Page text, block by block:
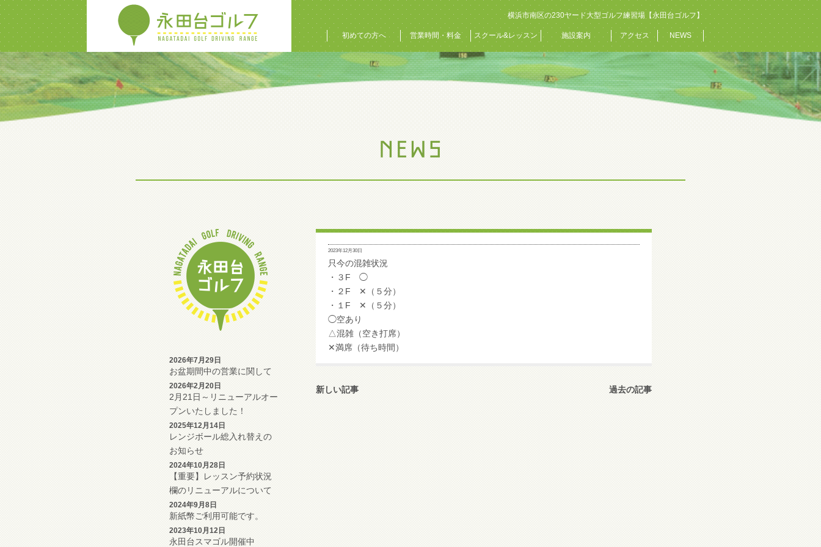
横浜市南区の230ヤード大型ゴルフ練習場【永田台ゴルフ】
初めての方へ 営業時間・料金 スクール&レッスン 施設案内 アクセス NEWS
2026年7月29日
お盆期間中の営業に関して
2026年2月20日
2月21日～リニューアルオー
プンいたしました！
2025年12月14日
レンジボール総入れ替えの
お知らせ
2024年10月28日
【重要】レッスン予約状況
欄のリニューアルについて
2024年9月8日
新紙幣ご利用可能です。
2023年10月12日
永田台スマゴル開催中
2023年12月30日
只今の混雑状況
・３F ◯
・２F ✕（５分）
・１F ✕（５分）
◯空あり
△混雑（空き打席）
✕満席（待ち時間）
新しい記事 過去の記事